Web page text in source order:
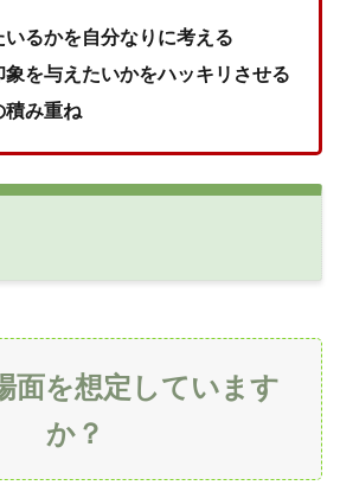
いるかを自分なりに考える
象を与えたいかをハッキリさせる
積み重ね
面を想定しています
か？